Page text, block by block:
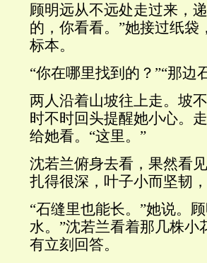
顾明远从不远处走过来，
的，你看看。”她接过纸
标本。
“你在哪里找到的？”“那边
两人沿着山坡往上走。坡
时不时回头提醒她小心。
给她看。“这里。”
沈若兰俯身去看，果然看
扎得很深，叶子小而坚韧
“石缝里也能长。”她说。
水。”沈若兰看着那几株小
有立刻回答。